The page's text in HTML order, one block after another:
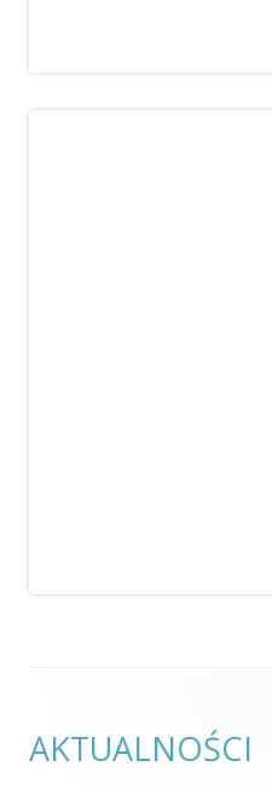
AKTUALNOŚCI